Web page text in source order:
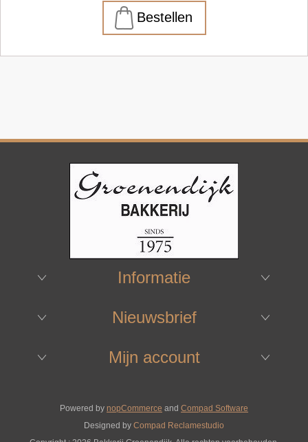
Informatie
Nieuwsbrief
Mijn account
Powered by nopCommerce and Compad Software
Designed by Compad Reclamestudio